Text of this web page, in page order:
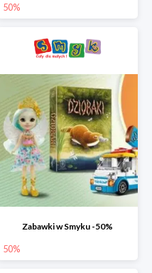
50%
Zabawki w Smyku -50%
50%